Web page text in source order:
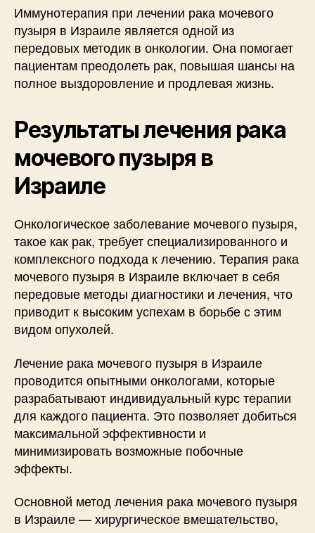
Иммунотерапия при лечении рака мочевого
пузыря в Израиле является одной из
передовых методик в онкологии. Она помогает
пациентам преодолеть рак, повышая шансы на
полное выздоровление и продлевая жизнь.
Результаты лечения рака
мочевого пузыря в
Израиле
Онкологическое заболевание мочевого пузыря,
такое как рак, требует специализированного и
комплексного подхода к лечению. Терапия рака
мочевого пузыря в Израиле включает в себя
передовые методы диагностики и лечения, что
приводит к высоким успехам в борьбе с этим
видом опухолей.
Лечение рака мочевого пузыря в Израиле
проводится опытными онкологами, которые
разрабатывают индивидуальный курс терапии
для каждого пациента. Это позволяет добиться
максимальной эффективности и
минимизировать возможные побочные
эффекты.
Основной метод лечения рака мочевого пузыря
в Израиле — хирургическое вмешательство,